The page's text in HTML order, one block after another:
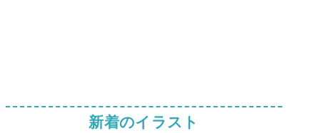
新着のイラスト